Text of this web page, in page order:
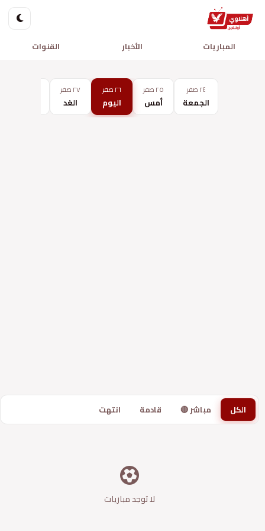
المباريات الأخبار القنوات
٢٤ صفر
الجمعة
٢٥ صفر
أمس
٢٦ صفر
اليوم
٢٧ صفر
الغد
الكل مباشر 🔴 قادمة انتهت
لا توجد مباريات